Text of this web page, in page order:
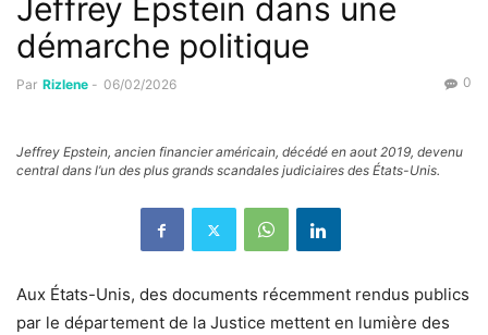
Jeffrey Epstein dans une
démarche politique
Par Rizlene - 06/02/2026 0
Jeffrey Epstein, ancien financier américain, décédé en aout 2019, devenu
central dans l’un des plus grands scandales judiciaires des États-Unis.
Aux États-Unis, des documents récemment rendus publics
par le département de la Justice mettent en lumière des